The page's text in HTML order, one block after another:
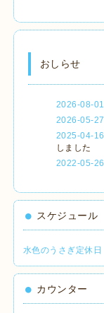
おしらせ
2026-08-01
2026-05-27
2025-04-16
しました
2022-05-26
スケジュール
水色のうさぎ定休日
カウンター